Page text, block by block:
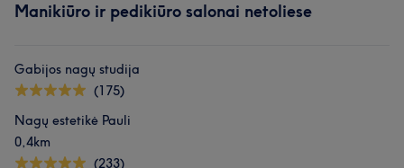
Manikiūro ir pedikiūro salonai netoliese
Gabijos nagų studija
(175)
Nagų estetikė Pauli
0,4km
(233)